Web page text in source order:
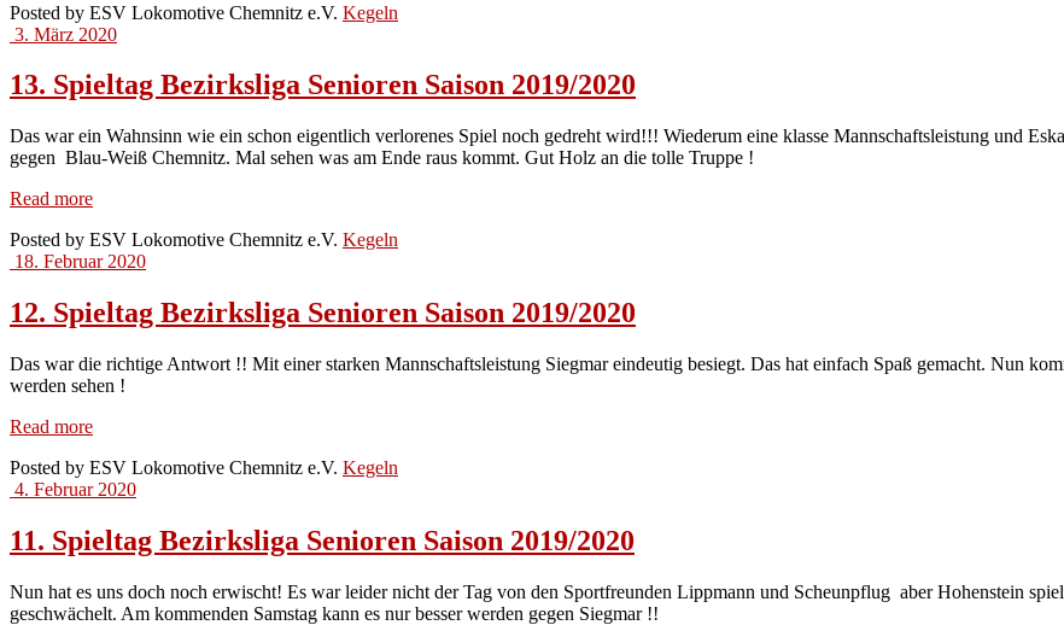
Bezirksliga
Senioren
2020/2021
Posted by ESV Lokomotive Chemnitz e.V. Kegeln
3. März 2020
13. Spieltag Bezirksliga Senioren Saison 2019/2020
Das war ein Wahnsinn wie ein schon eigentlich verlorenes Spiel noch gedreht wird!!! Wiederum eine klasse Mannschaftsleistung und
gegen Blau-Weiß Chemnitz. Mal sehen was am Ende raus kommt. Gut Holz an die tolle Truppe !
Read more13.
Bezirksliga
Senioren
2019/2020
Posted by ESV Lokomotive Chemnitz e.V. Kegeln
18. Februar 2020
12. Spieltag Bezirksliga Senioren Saison 2019/2020
Das war die richtige Antwort !! Mit einer starken Mannschaftsleistung Siegmar eindeutig besiegt. Das hat einfach Spaß gemacht. Nun
werden sehen !
Read more12.
Bezirksliga
Senioren
2019/2020
Posted by ESV Lokomotive Chemnitz e.V. Kegeln
4. Februar 2020
11. Spieltag Bezirksliga Senioren Saison 2019/2020
Nun hat es uns doch noch erwischt! Es war leider nicht der Tag von den Sportfreunden Lippmann und Scheunpflug aber Hohenstein
geschwächelt. Am kommenden Samstag kann es nur besser werden gegen Siegmar !!